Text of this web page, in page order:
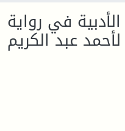
في رواية
عبد الكريم